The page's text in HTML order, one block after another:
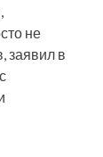
не
заявил в